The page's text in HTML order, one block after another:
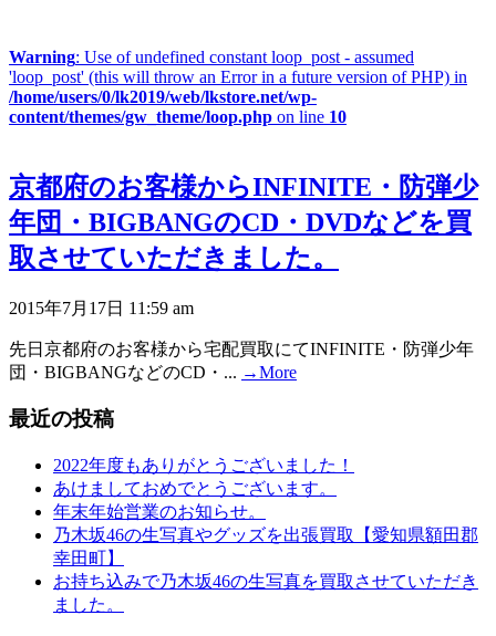
Warning: Use of undefined constant loop_post - assumed
'loop_post' (this will throw an Error in a future version of PHP) in
/home/users/0/lk2019/web/lkstore.net/wp-
content/themes/gw_theme/loop.php on line 10
京都府のお客様からINFINITE・防弾少
年団・BIGBANGのCD・DVDなどを買
取させていただきました。
2015年7月17日 11:59 am
先日京都府のお客様から宅配買取にてINFINITE・防弾少年
団・BIGBANGなどのCD・... →More
最近の投稿
2022年度もありがとうございました！
あけましておめでとうございます。
年末年始営業のお知らせ。
乃木坂46の生写真やグッズを出張買取【愛知県額田郡
幸田町】
お持ち込みで乃木坂46の生写真を買取させていただき
ました。